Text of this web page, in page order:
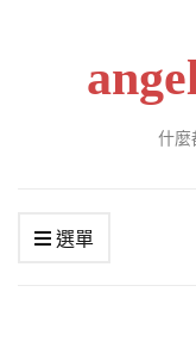
什麼
選單